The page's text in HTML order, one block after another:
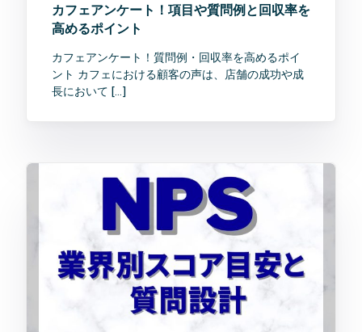
カフェアンケート！項目や質問例と回収率を
高めるポイント
カフェアンケート！質問例・回収率を高めるポイ
ント カフェにおける顧客の声は、店舗の成功や成
長において […]